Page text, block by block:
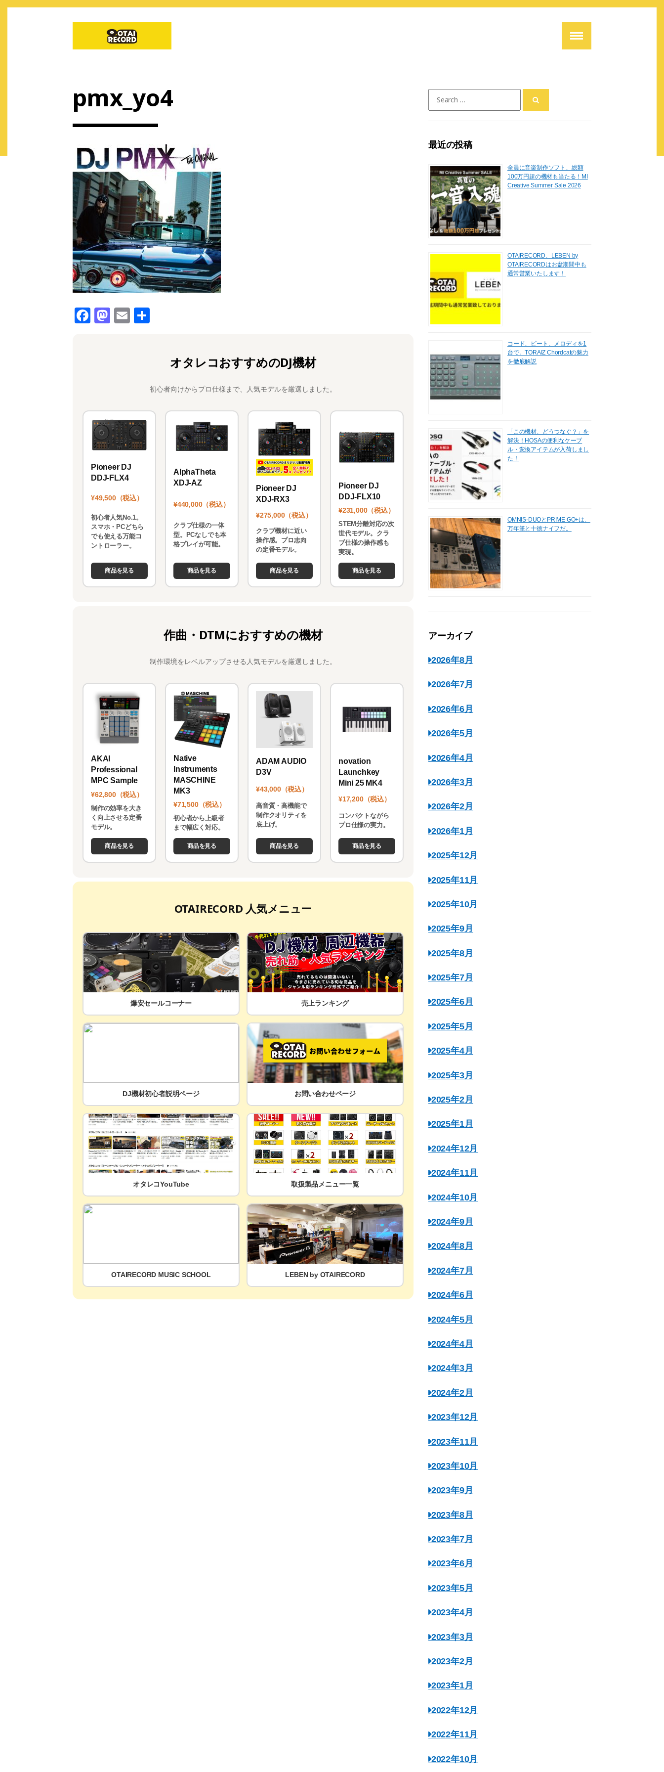
pmx_yo4
F
o
k
M
n
E
オタレコおすすめのDJ機材
初心者向けからプロ仕様まで、人気モデルを厳選しました。
Pioneer DJ
DDJ-FLX4
¥49,500（税込）
初心者人気No.1。
スマホ・PCどちら
でも使える万能コ
ントローラー。
商品を見る
AlphaTheta
XDJ-AZ
¥440,000（税込）
クラブ仕様の一体
型。PCなしでも本
格プレイが可能。
商品を見る
Pioneer DJ
XDJ-RX3
¥275,000（税込）
クラブ機材に近い
操作感。プロ志向
の定番モデル。
商品を見る
Pioneer DJ
DDJ-FLX10
¥231,000（税込）
STEM分離対応の次
世代モデル。クラ
ブ仕様の操作感も
実現。
商品を見る
作曲・DTMにおすすめの機材
制作環境をレベルアップさせる人気モデルを厳選しました。
AKAI
Professional
MPC Sample
¥62,800（税込）
制作の効率を大き
く向上させる定番
モデル。
商品を見る
Native
Instruments
MASCHINE
MK3
¥71,500（税込）
初心者から上級者
まで幅広く対応。
商品を見る
ADAM AUDIO
D3V
¥43,000（税込）
高音質・高機能で
制作クオリティを
底上げ。
商品を見る
novation
Launchkey
Mini 25 MK4
¥17,200（税込）
コンパクトながら
プロ仕様の実力。
商品を見る
OTAIRECORD 人気メニュー
爆安セールコーナー 売上ランキング
DJ機材初心者説明ページ お問い合わせページ
オタレコYouTube 取扱製品メニュー一覧
OTAIRECORD MUSIC SCHOOL LEBEN by OTAIRECORD
for:
最近の投稿
全員に音楽制作ソフト、総額
100万円超の機材も当たる！MI
Creative Summer Sale 2026
OTAIRECORD、LEBEN by
OTAIRECORDはお盆期間中も
通常営業いたします！
コード、ビート、メロディを1
台で。TORAIZ Chordcatの魅力
を徹底解説
「この機材、どうつなぐ？」を
解決！HOSAの便利なケーブ
ル・変換アイテムが入荷しまし
た！
OMNIS-DUOとPRIME GO+は、
万年筆と十徳ナイフだ。
アーカイブ
2026年8月
2026年7月
2026年6月
2026年5月
2026年4月
2026年3月
2026年2月
2026年1月
2025年12月
2025年11月
2025年10月
2025年9月
2025年8月
2025年7月
2025年6月
2025年5月
2025年4月
2025年3月
2025年2月
2025年1月
2024年12月
2024年11月
2024年10月
2024年9月
2024年8月
2024年7月
2024年6月
2024年5月
2024年4月
2024年3月
2024年2月
2023年12月
2023年11月
2023年10月
2023年9月
2023年8月
2023年7月
2023年6月
2023年5月
2023年4月
2023年3月
2023年2月
2023年1月
2022年12月
2022年11月
2022年10月